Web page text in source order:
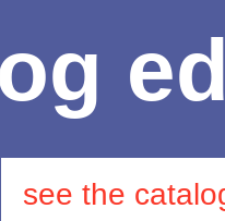
see the